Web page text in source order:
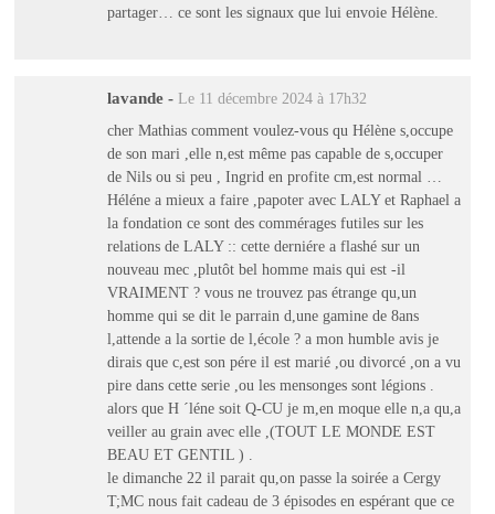
partager… ce sont les signaux que lui envoie Hélène.
lavande - Le 11 décembre 2024 à 17h32
cher Mathias comment voulez-vous qu Hélène s,occupe
de son mari ,elle n,est même pas capable de s,occuper
de Nils ou si peu , Ingrid en profite cm,est normal …
Héléne a mieux a faire ,papoter avec LALY et Raphael a
la fondation ce sont des commérages futiles sur les
relations de LALY :: cette derniére a flashé sur un
nouveau mec ,plutôt bel homme mais qui est -il
VRAIMENT ? vous ne trouvez pas étrange qu,un
homme qui se dit le parrain d,une gamine de 8ans
l,attende a la sortie de l,école ? a mon humble avis je
dirais que c,est son pére il est marié ,ou divorcé ,on a vu
pire dans cette serie ,ou les mensonges sont légions .
alors que H ´léne soit Q-CU je m,en moque elle n,a qu,a
veiller au grain avec elle ,(TOUT LE MONDE EST
BEAU ET GENTIL ) .
le dimanche 22 il parait qu,on passe la soirée a Cergy
T;MC nous fait cadeau de 3 épisodes en espérant que ce